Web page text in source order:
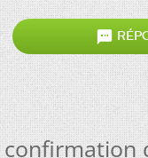

confirmation